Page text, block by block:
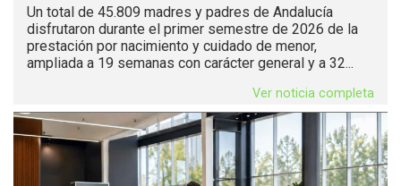
Un total de 45.809 madres y padres de Andalucía
disfrutaron durante el primer semestre de 2026 de la
prestación por nacimiento y cuidado de menor,
ampliada a 19 semanas con carácter general y a 32...
Ver noticia completa